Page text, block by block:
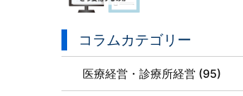
コラムカテゴリー
医療経営・診療所経営 (95)